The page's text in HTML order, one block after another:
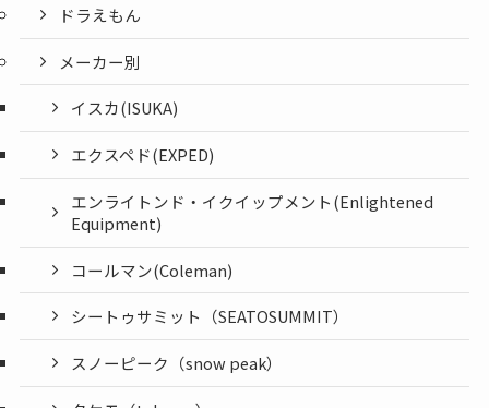
ドラえもん
メーカー別
イスカ(ISUKA)
エクスペド(EXPED)
エンライトンド・イクイップメント(Enlightened
Equipment)
コールマン(Coleman)
シートゥサミット（SEATOSUMMIT）
スノーピーク（snow peak）